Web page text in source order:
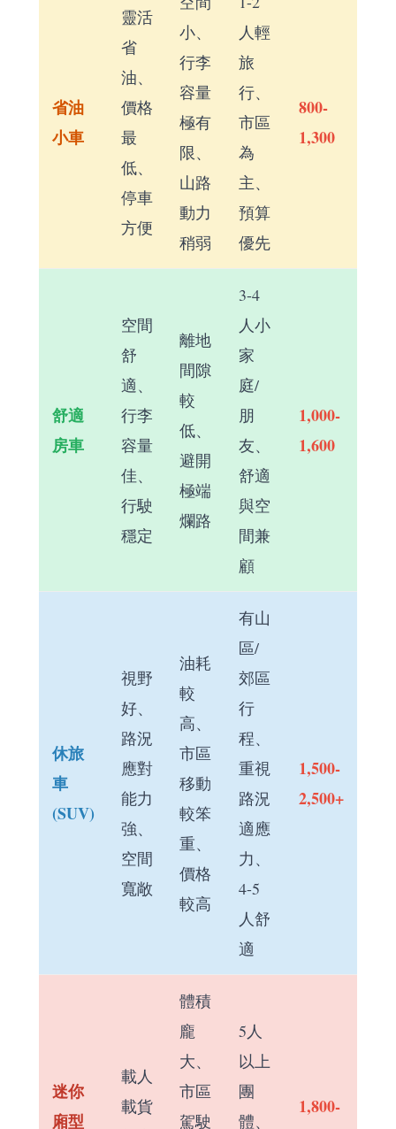
省油
小車
靈活
省
油、
價格
最
低、
停車
方便
小、
行李
容量
極有
限、
山路
動力
稍弱
人輕
旅
行、
市區
為
主、
預算
優先
800-
1,300
舒適
房車
空間
舒
適、
行李
容量
佳、
行駛
穩定
離地
間隙
較
低、
避開
極端
爛路
3-4
人小
家
庭/
朋
友、
舒適
與空
間兼
顧
1,000-
1,600
休旅
車
(SUV)
視野
好、
路況
應對
能力
強、
空間
寬敞
油耗
較
高、
市區
移動
較笨
重、
價格
較高
有山
區/
郊區
行
程、
重視
路況
適應
力、
4-5
人舒
適
1,500-
2,500+
迷你
廂型
載人
載貨
體積
龐
大、
市區
駕駛
5人
以上
團
體、
1,800-